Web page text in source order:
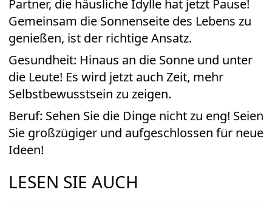
Partner, die häusliche Idylle hat jetzt Pause!
Gemeinsam die Sonnenseite des Lebens zu
genießen, ist der richtige Ansatz.
Gesundheit: Hinaus an die Sonne und unter
die Leute! Es wird jetzt auch Zeit, mehr
Selbstbewusstsein zu zeigen.
Beruf: Sehen Sie die Dinge nicht zu eng! Seien
Sie großzügiger und aufgeschlossen für neue
Ideen!
LESEN SIE AUCH